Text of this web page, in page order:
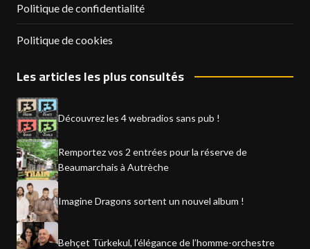
Politique de confidentialité
Politique de cookies
Les articles les plus consultés
Découvrez les 4 webradios sans pub !
Remportez vos 2 entrées pour la réserve de
Beaumarchais à Autrèche
Imagine Dragons sortent un nouvel album !
Behçet Türkekul, l’élégance de l’homme-orchestre